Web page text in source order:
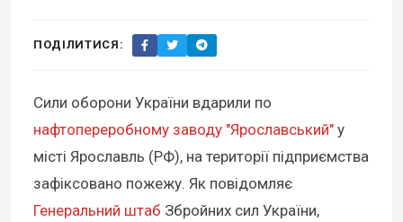
ПОДІЛИТИСЯ:
Сили оборони України вдарили по
нафтопереробному заводу "Ярославський" у
місті Ярославль (РФ), на території підприємства
зафіксовано пожежу. Як повідомляє
Генеральний штаб Збройних сил України,